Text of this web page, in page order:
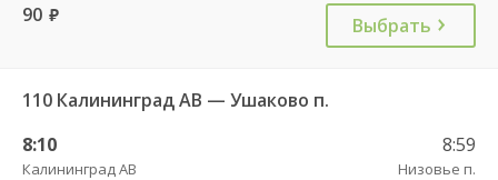
90 руб. Выбрать
110 Калининград АВ — Ушаково п.
8:10
Калининград АВ
8:59
Низовье п.